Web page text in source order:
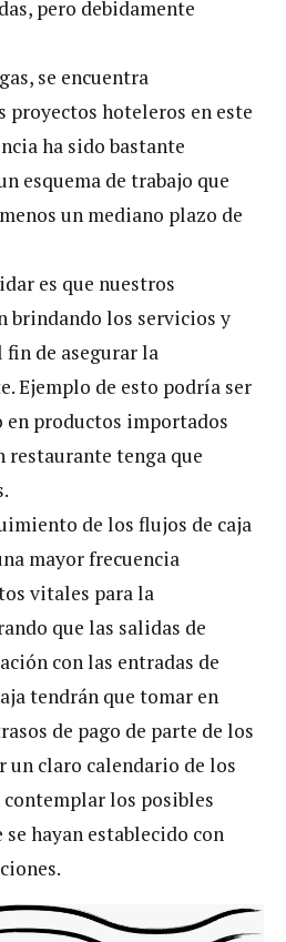
pero debidamente
se encuentra
proyectos hoteleros en este
ha sido bastante
esquema de trabajo que
un mediano plazo de
es que nuestros
brindando los servicios y
fin de asegurar la
Ejemplo de esto podría ser
en productos importados
restaurante tenga que
de los flujos de caja
mayor frecuencia
vitales para la
que las salidas de
con las entradas de
tendrán que tomar en
de pago de parte de los
un claro calendario de los
contemplar los posibles
hayan establecido con